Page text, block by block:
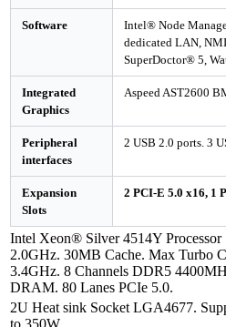
Software
Intel® Node
dedicated LAN,
SuperDoctor® 5,
Integrated
Graphics
Aspeed AST2600
Peripheral
interfaces
2 USB 2.0 ports. 3
Expansion
Slots
2 PCI-E 5.0 x16, 1
Intel Xeon® Silver 4514Y Processor
2.0GHz. 30MB Cache. Max Turbo
3.4GHz. 8 Channels DDR5
DRAM. 80 Lanes PCIe 5.0.
2U Heat sink Socket LGA4677.
to 350W.